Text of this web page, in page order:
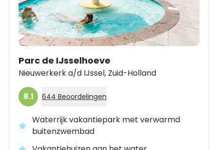
Parc de IJsselhoeve
Nieuwerkerk a/d IJssel, Zuid-Holland
8.1 644 Beoordelingen
Waterrijk vakantiepark met verwarmd
buitenzwembad